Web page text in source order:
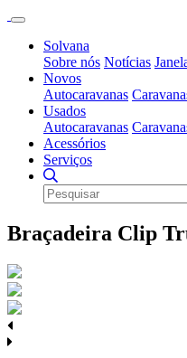
Solvana
Sobre nós Notícias
Novos
Autocaravanas
Usados
Autocaravanas
Acessórios
Serviços
Braçadeira Clip